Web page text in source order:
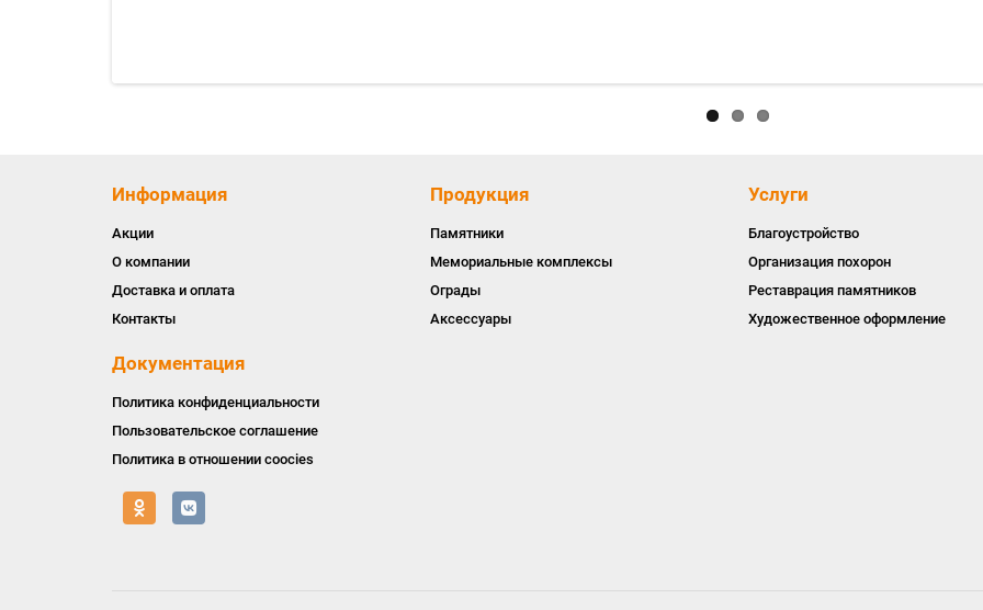
Информация
Акции
О компании
Доставка и оплата
Контакты
Документация
Политика конфиденциальности
Пользовательское соглашение
Политика в отношении coocies
Продукция
Памятники
Мемориальные комплексы
Ограды
Аксессуары
Услуги
Благоустройство
Организация похорон
Реставрация памятников
Художественное оформление